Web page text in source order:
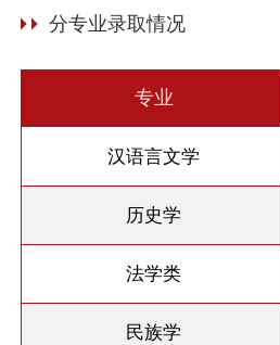
分专业录取情况
专业
汉语言文学
历史学
法学类
民族学